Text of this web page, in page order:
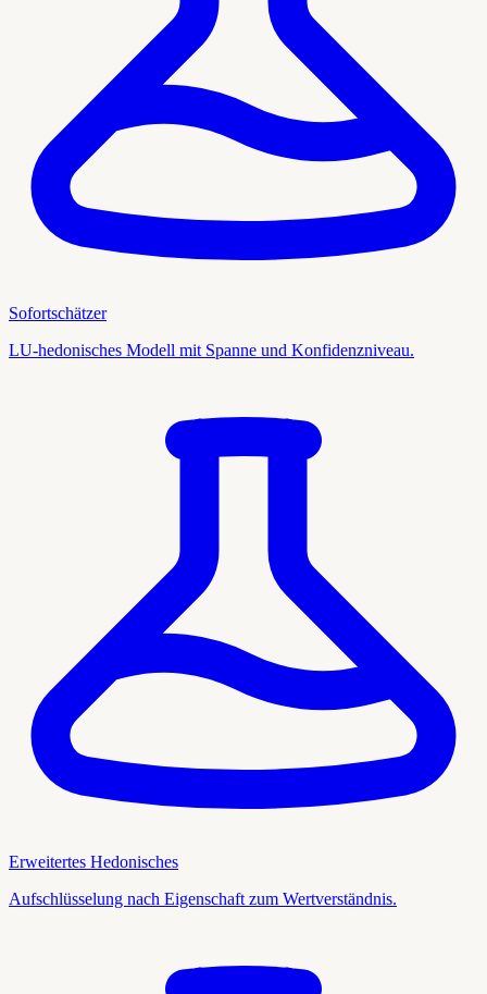
Sofortschätzer
LU-hedonisches Modell mit Spanne und Konfidenzniveau.
Erweitertes Hedonisches
Aufschlüsselung nach Eigenschaft zum Wertverständnis.